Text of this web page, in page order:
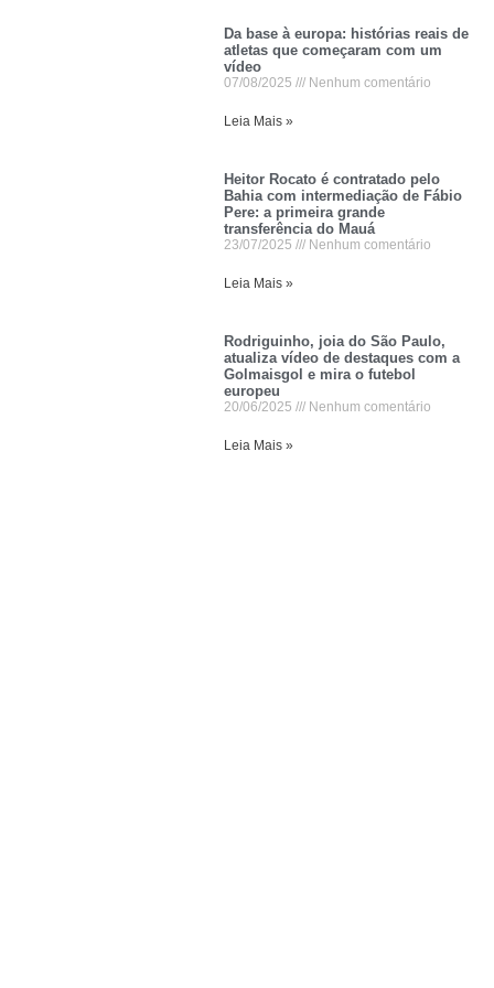
Da base à europa: histórias reais de
atletas que começaram com um
vídeo
07/08/2025 Nenhum comentário
Leia Mais »
Heitor Rocato é contratado pelo
Bahia com intermediação de Fábio
Pere: a primeira grande
transferência do Mauá
23/07/2025 Nenhum comentário
Leia Mais »
Rodriguinho, joia do São Paulo,
atualiza vídeo de destaques com a
Golmaisgol e mira o futebol
europeu
20/06/2025 Nenhum comentário
Leia Mais »